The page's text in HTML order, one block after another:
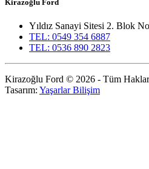
Kirazoğlu Ford
Yıldız Sanayi Sitesi 2. Blok
TEL: 0549 354 6887
TEL: 0536 890 2823
Kirazoğlu Ford © 2026 - Tüm Hakları
Tasarım: Yaşarlar Bilişim